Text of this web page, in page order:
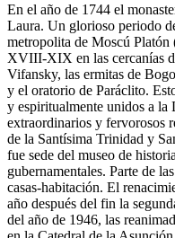
En el año de 1744 el
Laura. Un glorioso periodo
metropolita de Moscú
XVIII-XIX en las cercanías
Vifansky, las ermitas de
y el oratorio de Paráclito.
y espiritualmente unidos a la
extraordinarios y fervorosos
de la Santísima Trinidad y
fue sede del museo de
gubernamentales. Parte de
casas-habitación. El
año después del fin la
del año de 1946, las